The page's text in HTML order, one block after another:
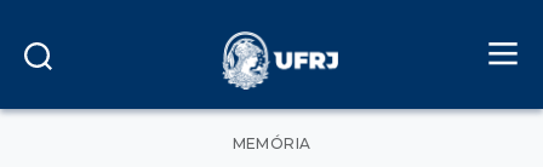
Categorias
MEMÓRIA